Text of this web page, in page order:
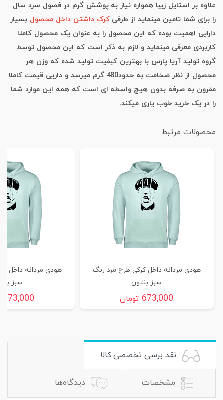
علاوه بر استایل زیبا همواره نیاز به پوشش گرم در فصول سرد سال
را برای شما تامین مینماید از طرفی کرک داشتن داخل محصول بسیار
دارایی اهمیت بوده که این محصول را به عنوان یک محصول کاملا
کاربردی معرفی مینماید و لازم به ذکر است که این محصول توسط
گروه تولید آریا پارس با بهترین کیفیت تولید شده که وزن هر
محصول از نظر ضخامت به حدود480 گرم میرسد و داریی قیمت کاملا
مقرون به صرفه بدون هیچ واسطه ای است که همه این موارد شما
را در یک خرید خوب یاری میکند.
محصولات مرتبط
هودی مردانه داخل کرکی طرح مرد رنگ
سبز بنتون
673,000 تومان
هودی مردانه داخل
سبز
673,000
نقد برسی تخصصی کالا
مشخصات دیدگاه‌ها